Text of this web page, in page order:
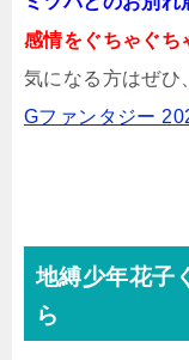
感情をぐちゃぐち
気になる方はぜひ
Gファンタジー
地縛少年花子
ら